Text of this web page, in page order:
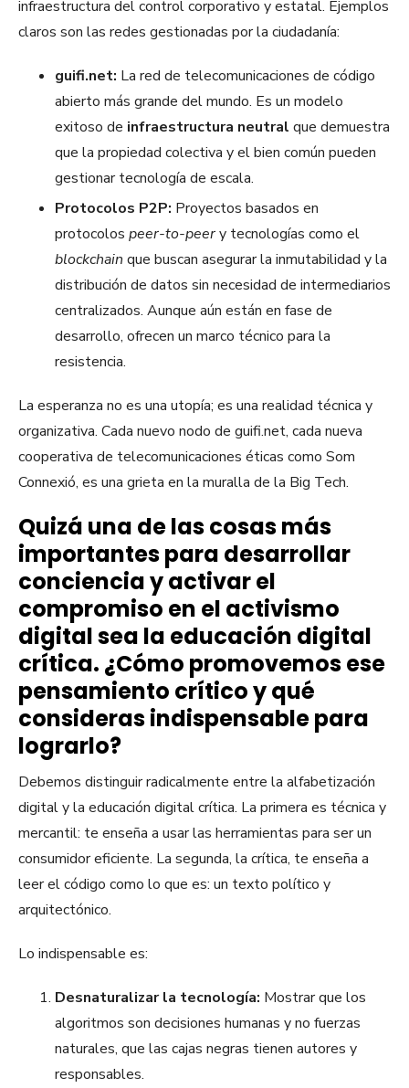
infraestructura del control corporativo y estatal. Ejemplos
claros son las redes gestionadas por la ciudadanía:
guifi.net: La red de telecomunicaciones de código
abierto más grande del mundo. Es un modelo
exitoso de infraestructura neutral que demuestra
que la propiedad colectiva y el bien común pueden
gestionar tecnología de escala.
Protocolos P2P: Proyectos basados en
protocolos peer-to-peery tecnologías como el
blockchain que buscan asegurar la inmutabilidad y la
distribución de datos sin necesidad de intermediarios
centralizados. Aunque aún están en fase de
desarrollo, ofrecen un marco técnico para la
resistencia.
La esperanza no es una utopía; es una realidad técnica y
organizativa. Cada nuevo nodo de guifi.net, cada nueva
cooperativa de telecomunicaciones éticas como Som
Connexió, es una grieta en la muralla de la Big Tech.
Quizá una de las cosas más
importantes para desarrollar
conciencia y activar el
compromiso en el activismo
digital sea la educación digital
crítica. ¿Cómo promovemos ese
pensamiento crítico y qué
consideras indispensable para
lograrlo?
Debemos distinguir radicalmente entre la alfabetización
digital y la educación digital crítica. La primera es técnica y
mercantil: te enseña a usar las herramientas para ser un
consumidor eficiente. La segunda, la crítica, te enseña a
leer el código como lo que es: un texto político y
arquitectónico.
Lo indispensable es:
Desnaturalizar la tecnología: Mostrar que los
algoritmos son decisiones humanas y no fuerzas
naturales, que las cajas negras tienen autores y
responsables.